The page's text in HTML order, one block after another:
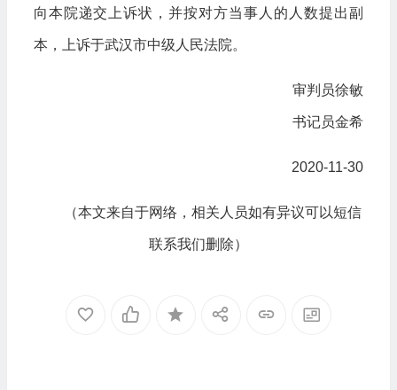
向本院递交上诉状，并按对方当事人的人数提出副
本，上诉于武汉市中级人民法院。
审判员徐敏
书记员金希
2020-11-30
（本文来自于网络，相关人员如有异议可以短信
联系我们删除）